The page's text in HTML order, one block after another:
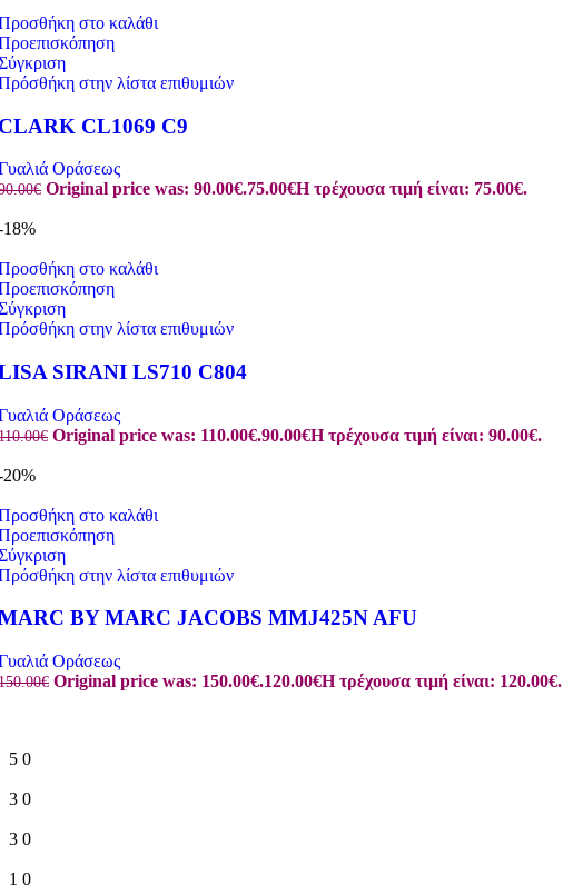
στο καλάθι
στην λίστα επιθυμιών
CL1069 C9
Οράσεως
€ Original price was: 90.00€.75.00€Η τρέχουσα τιμή είναι: 75.00€.
18%
στο καλάθι
στην λίστα επιθυμιών
SIRANI LS710 C804
Οράσεως
€ Original price was: 110.00€.90.00€Η τρέχουσα τιμή είναι: 90.00€.
20%
στο καλάθι
στην λίστα επιθυμιών
BY MARC JACOBS MMJ425N AFU
Οράσεως
€ Original price was: 150.00€.120.00€Η τρέχουσα τιμή είναι: 120.00€.
5 0
3 0
3 0
1 0